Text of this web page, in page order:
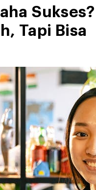
Sukses?
Tapi Bisa